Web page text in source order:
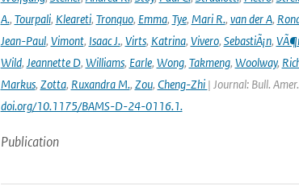
A., Tourpali, Kleareti, Tronquo, Emma, Tye, Mari R., van der A,
Jean-Paul, Vimont, Isaac J., Virts, Katrina, Vivero, SebastiÃ¡n,
Wild, Jeannette D, Williams, Earle, Wong, Takmeng, Woolway,
Markus, Zotta, Ruxandra M., Zou, Cheng-Zhi | Journal: Bull.
doi.org/10.1175/BAMS-D-24-0116.1.
Publication